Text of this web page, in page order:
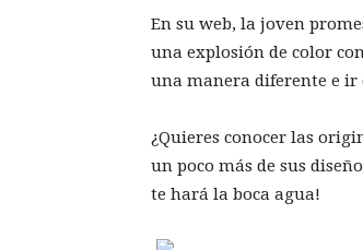
En su web, la joven
una explosión de color
una manera diferente e ir
¿Quieres conocer las
un poco más de sus
te hará la boca agua!